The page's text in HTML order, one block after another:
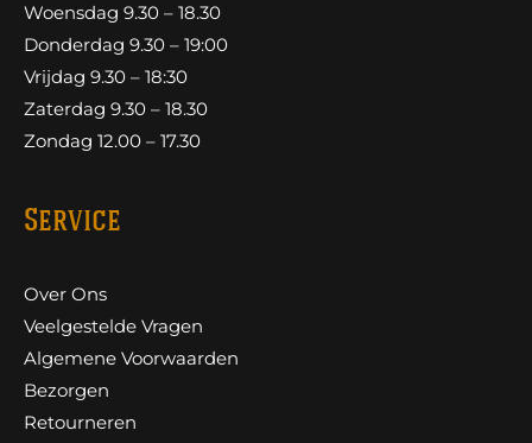
Woensdag 9.30 – 18.30
Donderdag 9.30 – 19:00
Vrijdag 9.30 – 18:30
Zaterdag 9.30 – 18.30
Zondag 12.00 – 17.30
Service
Over Ons
Veelgestelde Vragen
Algemene Voorwaarden
Bezorgen
Retourneren